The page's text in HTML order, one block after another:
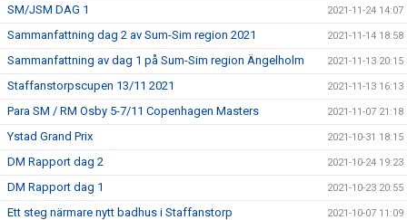
SM/JSM DAG 1 2021-11-24 14:07
Sammanfattning dag 2 av Sum-Sim region 2021 2021-11-14 18:58
Sammanfattning av dag 1 på Sum-Sim region Ängelholm 2021-11-13 20:15
Staffanstorpscupen 13/11 2021 2021-11-13 16:13
Para SM / RM Osby 5-7/11 Copenhagen Masters 2021-11-07 21:18
Ystad Grand Prix 2021-10-31 18:15
DM Rapport dag 2 2021-10-24 19:23
DM Rapport dag 1 2021-10-23 20:55
Ett steg närmare nytt badhus i Staffanstorp 2021-10-07 11:09